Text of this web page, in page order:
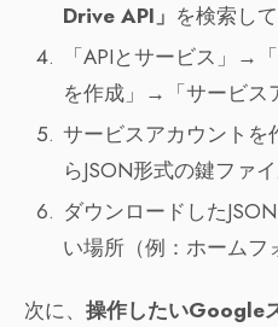
Drive API」 を検索し
「APIとサービス」→
を作成」→「サービス
サービスアカウント
らJSON形式の鍵ファ
ダウンロードした
い場所（例：ホーム
次に、 操作したいGoogle